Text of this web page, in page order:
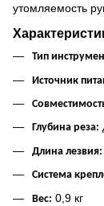
утомляемость
Тип
Источник
Глубина реза:
Длина лезвия:
Система
Вес: 0,9 кг